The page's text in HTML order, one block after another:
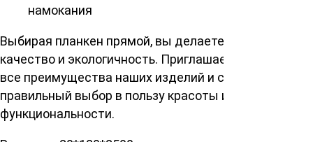
намокания
Выбирая планкен прямой, вы делаете ставку на
качество и экологичность. Приглашаем вас оценить
все преимущества наших изделий и сделать
правильный выбор в пользу красоты и
функциональности.